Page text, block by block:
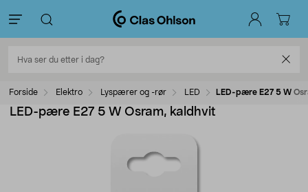
Forside Elektro Lyspærer og -rør LED LED-pære E27 5 W
LED-pære E27 5 W Osram, kaldhvit